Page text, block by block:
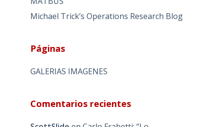
Michael Trick’s Operations Research Blog
Páginas
GALERIAS IMAGENES
Comentarios recientes